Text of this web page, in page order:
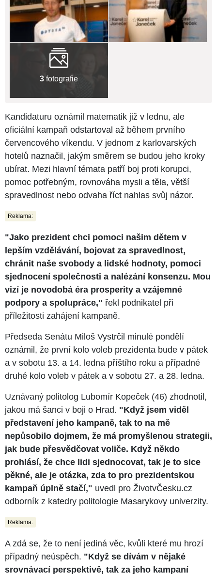
3 fotografie
Kandidaturu oznámil matematik již v lednu, ale
oficiální kampaň odstartoval až během prvního
červencového víkendu. V jednom z karlovarských
hotelů naznačil, jakým směrem se budou jeho kroky
ubírat. Mezi hlavní témata patří boj proti korupci,
pomoc potřebným, rovnováha mysli a těla, větší
spravedlnost nebo odvaha říct nahlas svůj názor.
Reklama:
"Jako prezident chci pomoci našim dětem v
lepším vzdělávání, bojovat za spravedlnost,
chránit naše svobody a lidské hodnoty, pomoci
sjednocení společnosti a nalézání konsenzu. Mou
vizí je novodobá éra prosperity a vzájemné
podpory a spolupráce," řekl podnikatel při
příležitosti zahájení kampaně.
Předseda Senátu Miloš Vystrčil minulé pondělí
oznámil, že první kolo voleb prezidenta bude v pátek
a v sobotu 13. a 14. ledna příštího roku a případné
druhé kolo voleb v pátek a v sobotu 27. a 28. ledna.
Uznávaný politolog Lubomír Kopeček (46) zhodnotil,
jakou má šanci v boji o Hrad. "Když jsem viděl
představení jeho kampaně, tak to na mě
nepůsobilo dojmem, že má promyšlenou strategii,
jak bude přesvědčovat voliče. Když někdo
prohlásí, že chce lidi sjednocovat, tak je to sice
pěkné, ale je otázka, zda to pro prezidentskou
kampaň úplně stačí," uvedl pro ŽivotvČesku.cz
odborník z katedry politologie Masarykovy univerzity.
Reklama:
A zdá se, že to není jediná věc, kvůli které mu hrozí
případný neúspěch. "Když se dívám v nějaké
srovnávací perspektivě, tak za jeho kampaní